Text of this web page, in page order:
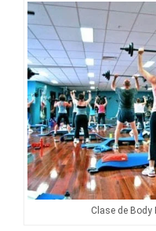
Clase de Body